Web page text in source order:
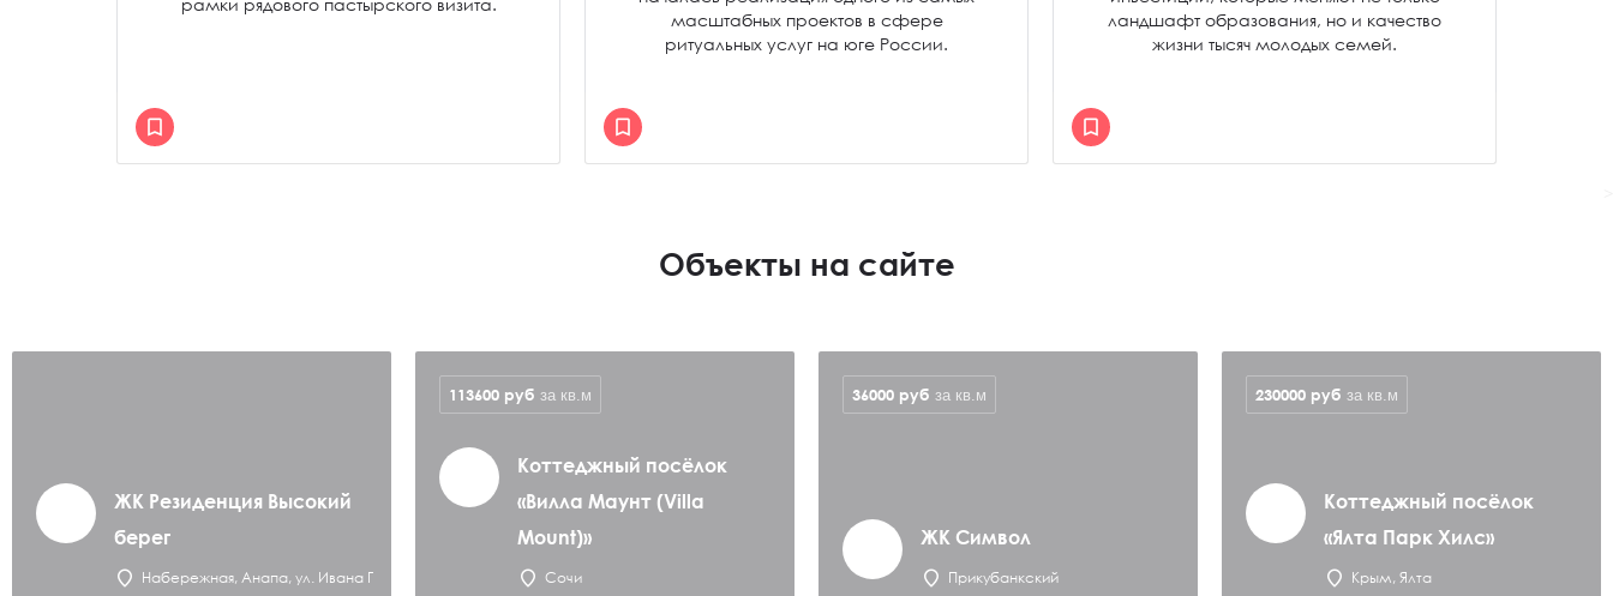
рамки рядового пастырского визита.
масштабных проектов в сфере
ритуальных услуг на юге России.
ландшафт образования, но и качество
жизни тысяч молодых семей.
Объекты на сайте
ЖК Резиденция Высокий
берег
Набережная, Анапа, ул. Ивана Голубца
Коттеджный посёлок
«Вилла Маунт (Villa
Mount)»
Сочи
113600 руб за кв.м
ЖК Символ
Прикубанкский
36000 руб за кв.м
Коттеджный посёлок
«Ялта Парк Хилс»
Крым, Ялта
230000 руб за кв.м